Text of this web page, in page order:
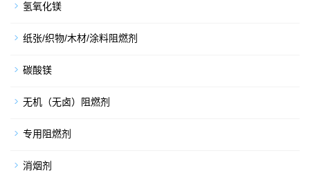
氢氧化镁
纸张/织物/木材/涂料阻燃剂
碳酸镁
无机（无卤）阻燃剂
专用阻燃剂
消烟剂